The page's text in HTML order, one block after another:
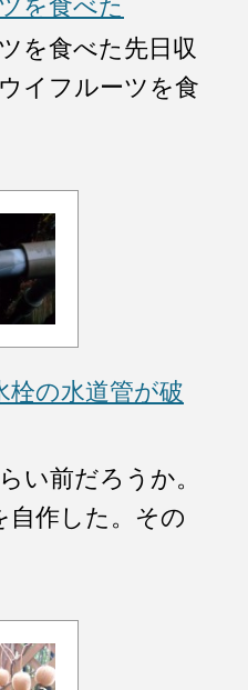
を食べた
を食べた先日収
イフルーツを食
栓の水道管が破
い前だろうか。
自作した。その